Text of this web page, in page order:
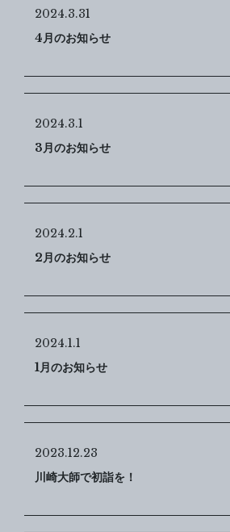
2024.3.31
4月のお知らせ
2024.3.1
3月のお知らせ
2024.2.1
2月のお知らせ
2024.1.1
1月のお知らせ
2023.12.23
川崎大師で初詣を！